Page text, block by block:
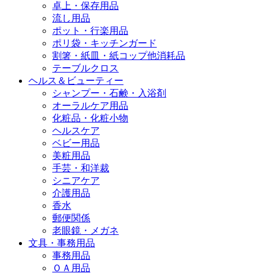
卓上・保存用品
流し用品
ポット・行楽用品
ポリ袋・キッチンガード
割箸・紙皿・紙コップ他消耗品
テーブルクロス
ヘルス＆ビューティー
シャンプー・石鹸・入浴剤
オーラルケア用品
化粧品・化粧小物
ヘルスケア
ベビー用品
美粧用品
手芸・和洋裁
シニアケア
介護用品
香水
郵便関係
老眼鏡・メガネ
文具・事務用品
事務用品
ＯＡ用品